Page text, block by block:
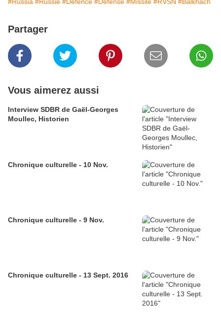
Partager
Vous aimerez aussi
Interview SDBR de Gaël-Georges
Moullec, Historien
Chronique culturelle - 10 Nov.
Chronique culturelle - 9 Nov.
Chronique culturelle - 13 Sept. 2016